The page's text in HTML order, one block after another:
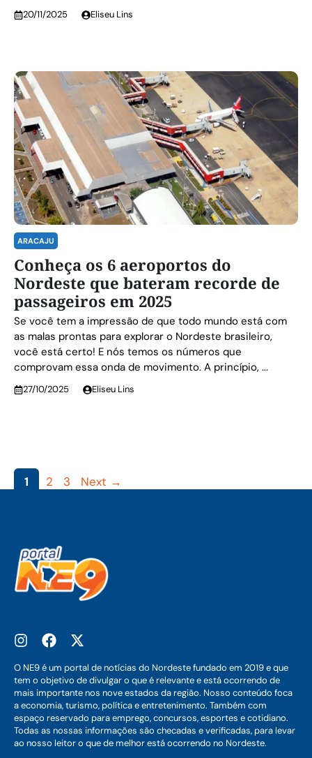
20/11/2025 Eliseu Lins
ARACAJU
Conheça os 6 aeroportos do
Nordeste que bateram recorde de
passageiros em 2025
Se você tem a impressão de que todo mundo está com
as malas prontas para explorar o Nordeste brasileiro,
você está certo! E nós temos os números que
comprovam essa onda de movimento. A princípio, ...
27/10/2025 Eliseu Lins
Page
1 Page
2 Page
3 Next →
O NE9 é um portal de notícias do Nordeste fundado em 2019 e que
tem o objetivo de divulgar o que é relevante e está ocorrendo de
mais importante nos nove estados da região. Nosso conteúdo foca
a economia, turismo, política e entretenimento. Também com
espaço reservado para emprego, concursos, esportes e cotidiano.
Todas as nossas informações são checadas e verificadas, para levar
ao nosso leitor o que de melhor está ocorrendo no Nordeste.